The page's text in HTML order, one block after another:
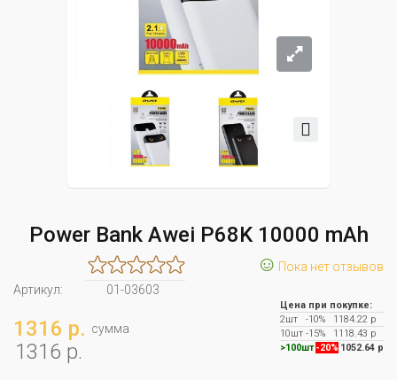
Power Bank Awei P68K 10000 mAh
☺ Пока нет отзывов
Артикул:
01-03603
1316 р. сумма
1316 р.
Цена при покупке:
2шт
-10%
1184.22 р
10шт -15%
1118.43 р
>100шт -20% 1052.64 р